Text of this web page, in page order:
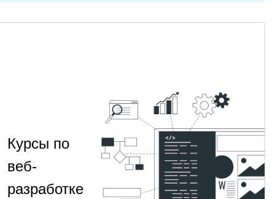
Курсы по
веб-
разработке